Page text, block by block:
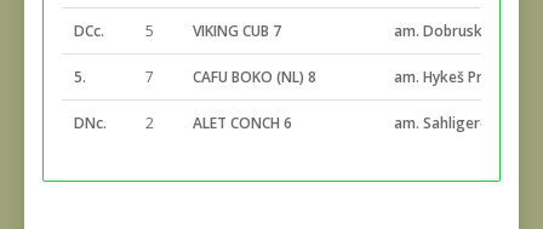
DCc. 5 VIKING CUB 7 am. Dobruský2 Josef
5. 7 CAFU BOKO (NL) 8 am. Hykeš Pravoslav
DNc. 2 ALET CONCH 6 am. Sahligerová